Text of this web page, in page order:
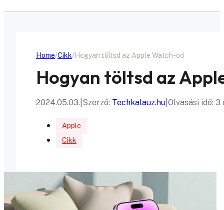
Home Cikk Hogyan töltsd az Apple Watch-od
Hogyan töltsd az
2024.05.03. Szerző: Techkalauz.hu Olvasási idő: 3
Apple
Cikk